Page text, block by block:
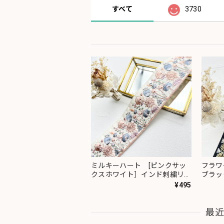
すべて 3730
ミルキーハート [ピンクサッ
クスホワイト］インド刺繍リボ
¥495
フラ
ブラ
最